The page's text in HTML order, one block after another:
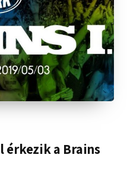
érkezik a Brains